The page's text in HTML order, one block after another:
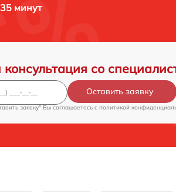
минут
со
Оставить заявку
заявку" Вы соглашаетесь c политикой